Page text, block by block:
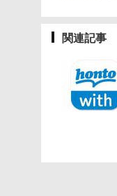
関連記事